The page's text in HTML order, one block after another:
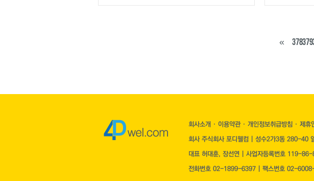
« 378379
회사소개 · 이용약관 · 개인정보취급방침 · 제휴
회사 주식회사 포디웰컴 | 성수2가3동 280-40
대표 허대훈, 장선연 | 사업자등록번호 119-86-
전화번호 02-1899-6397 | 팩스번호 02-